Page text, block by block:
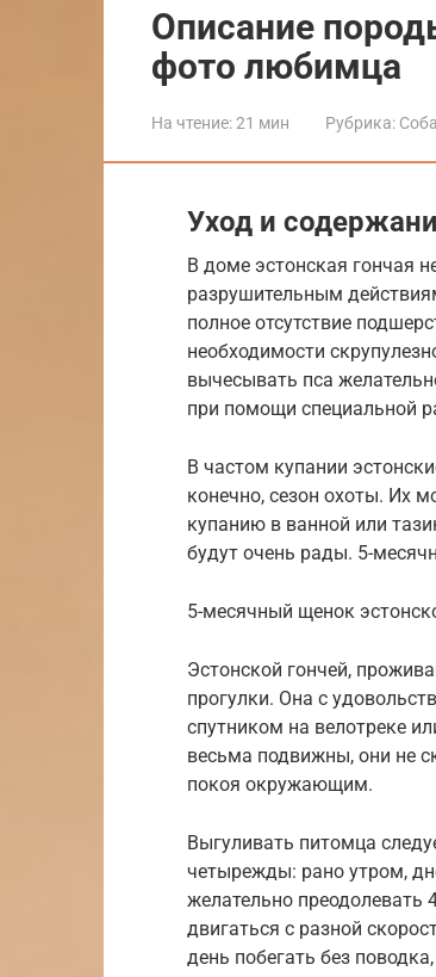
Описание
фото любимца
На чтение:21 мин Рубрика:
Уход и
В доме эстонская гончая
разрушительным
полное отсутствие
необходимости
вычесывать пса
при помощи специальной
В частом купании
конечно, сезон охоты. Их
купанию в ванной или
будут очень рады. 5-
5-месячный щенок
Эстонской гончей,
прогулки. Она с
спутником на велотреке
весьма подвижны, они не
покоя окружающим.
Выгуливать питомца
четырежды: рано утром,
желательно преодолевать
двигаться с разной
день побегать без